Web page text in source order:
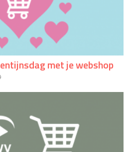
met je webshop